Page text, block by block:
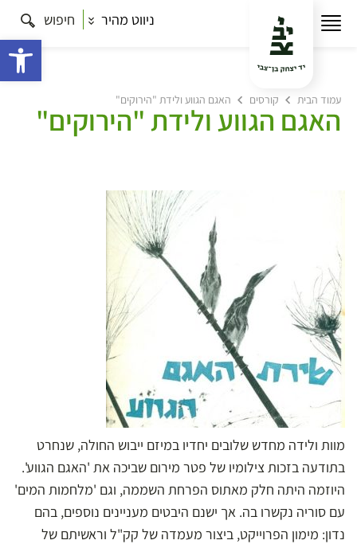
ניווט מהיר חיפוש
עמוד הבית קורסים האגם הגווע ולידת "הירוקים"
האגם הגווע ולידת "הירוקים"
מוות ולידה מחדש שלובים יחדיו במיזם ייבוש החולה, שנחרט
בתודעה בזכות צילומיו של פטר מירום שביכה את 'האגם הגווע'.
היוזמה היתה חלק מאתוס הפרחת השממה, וגם 'מלחמות המים'
עם סוריה נקשרו בה. אך ישנם היבטים מעניינים נוספים, בהם
נדון: מימון הפרוייקט, ביצור מעמדה של קק"ל וראשיתם של